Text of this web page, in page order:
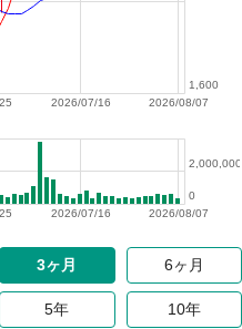
2026/08/07
2026/07/16
1,600
2026/08/07
2026/07/16
0
2,000,000
3ヶ月 6ヶ月
5年 10年